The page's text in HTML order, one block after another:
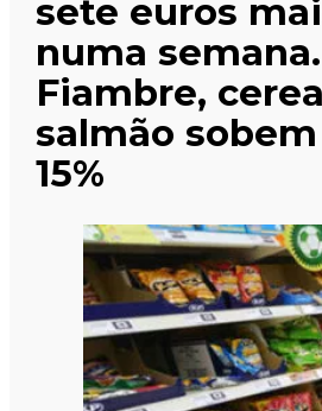
sete euros
numa semana.
Fiambre,
salmão
15%